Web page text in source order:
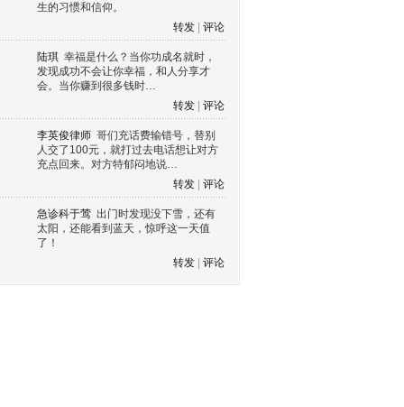
生的习惯和信仰。
转发
评论
陆琪 幸福是什么？当你功成名就时，
发现成功不会让你幸福，和人分享才
会。当你赚到很多钱时…
转发
评论
李英俊律师 哥们充话费输错号，替别
人交了100元，就打过去电话想让对方
充点回来。对方特郁闷地说…
转发
评论
急诊科于莺 出门时发现没下雪，还有
太阳，还能看到蓝天，惊呼这一天值
了！
转发
评论